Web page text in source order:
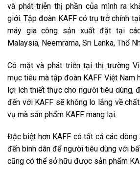
và phát triễn thị phần của mình ra
giới. Tập đoàn KAFF có trụ trở chính
máy gia công sản xuất đặt tại
Malaysia, Neemrama, Sri Lanka, Thổ
Có mặt và phát triễn tại thị trường
mục tiêu mà tập đoàn KAFF Việt Nam
lợi ích thiết thực cho người tiêu dùng,
đến với KAFF sẽ không lo lắng về
vụ mà sản phẩm KAFF mang lại.
Đặc biệt hơn KAFF có tất cả các
đến bình dân để người tiêu dùng với
cũng có thể sở hữu được sản phẩm